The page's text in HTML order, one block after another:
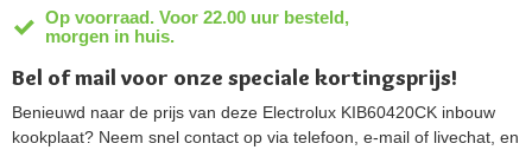
Op voorraad. Voor 22.00 uur besteld,
morgen in huis.
Bel of mail voor onze speciale kortingsprijs!
Benieuwd naar de prijs van deze Electrolux KIB60420CK inbouw
kookplaat? Neem snel contact op via telefoon, e-mail of livechat, en